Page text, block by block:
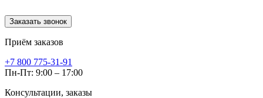
Заказать звонок
Приём заказов
+7 800 775-31-91
Пн-Пт: 9:00 – 17:00
Консультации, заказы